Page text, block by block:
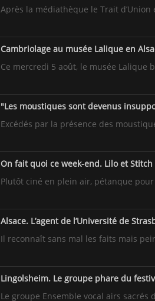
Après la médiathèque le Trait
Cambriolage au musée Lalique en
Ce mercredi 5 août, le musée Lalique
"Les moustiques sont devenus
Excédés par la présence des
On fait quoi ce week-end. Lilo et
Plutôt ciné en plein air, pétanque
Alsace. L’agent de l’Université de
Il reconnaît sans mal les faits mais
Lingolsheim. Le groupe phare du
Le groupe Ensemble vocal airs